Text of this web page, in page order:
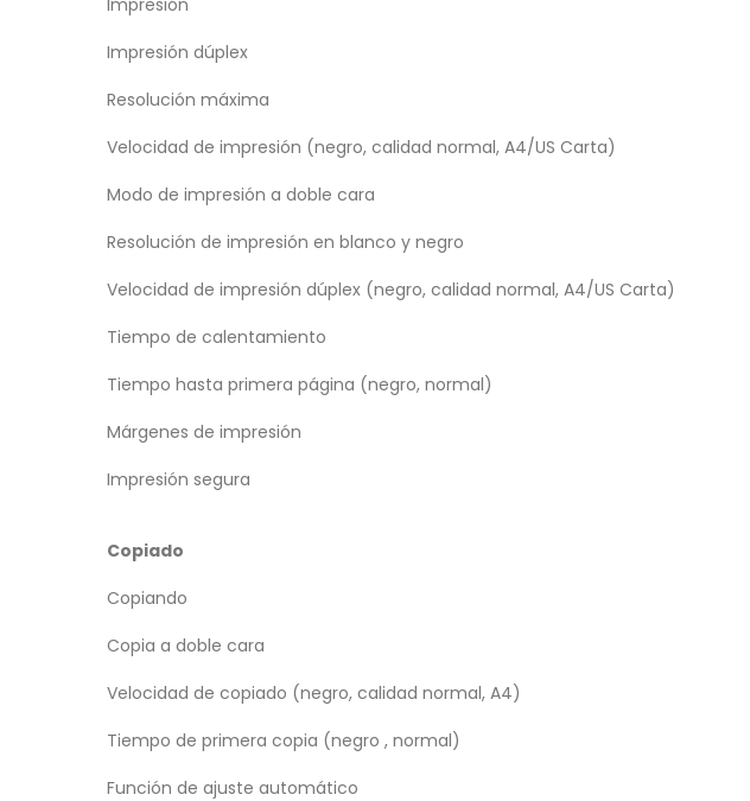
Impresión dúplex
Resolución máxima
Velocidad de impresión (negro, calidad normal, A4/US Carta)
Modo de impresión a doble cara
Resolución de impresión en blanco y negro
Velocidad de impresión dúplex (negro, calidad normal, A4/US Carta)
Tiempo de calentamiento
Tiempo hasta primera página (negro, normal)
Márgenes de impresión
Impresión segura
Copiado
Copiando
Copia a doble cara
Velocidad de copiado (negro, calidad normal, A4)
Tiempo de primera copia (negro , normal)
Función de ajuste automático